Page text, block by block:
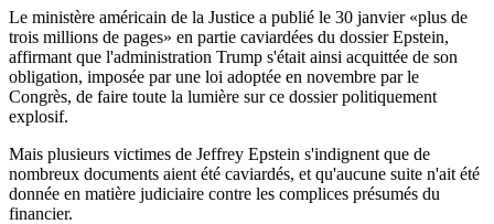
Le ministère américain de la Justice a publié le 30 janvier «plus de
trois millions de pages» en partie caviardées du dossier Epstein,
affirmant que l'administration Trump s'était ainsi acquittée de son
obligation, imposée par une loi adoptée en novembre par le
Congrès, de faire toute la lumière sur ce dossier politiquement
explosif.
Mais plusieurs victimes de Jeffrey Epstein s'indignent que de
nombreux documents aient été caviardés, et qu'aucune suite n'ait été
donnée en matière judiciaire contre les complices présumés du
financier.